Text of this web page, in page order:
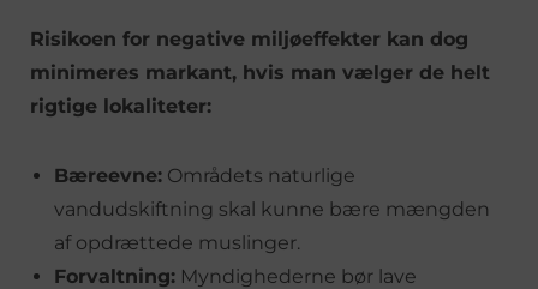
Risikoen for negative miljøeffekter kan dog
minimeres markant, hvis man vælger de helt
rigtige lokaliteter:
Bæreevne: Områdets naturlige
vandudskiftning skal kunne bære mængden
af opdrættede muslinger.
Forvaltning: Myndighederne bør lave